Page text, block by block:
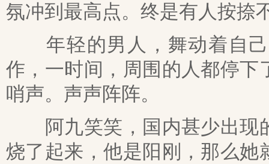
氛冲到最高点。终是有人按捺
年轻的男人，舞动着自己
作，一时间，周围的人都停
哨声。声声阵阵。
阿九笑笑，国内甚少出现
烧了起来，他是阳刚，那么